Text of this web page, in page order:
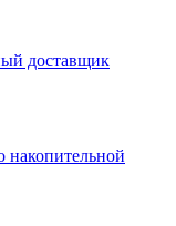
доставщик
накопительной